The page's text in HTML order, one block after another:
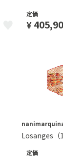
定価
¥
Losanges（
定価